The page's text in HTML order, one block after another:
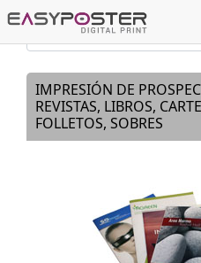
IMPRESIÓN DE
REVISTAS, LIBROS,
FOLLETOS, SOBRES